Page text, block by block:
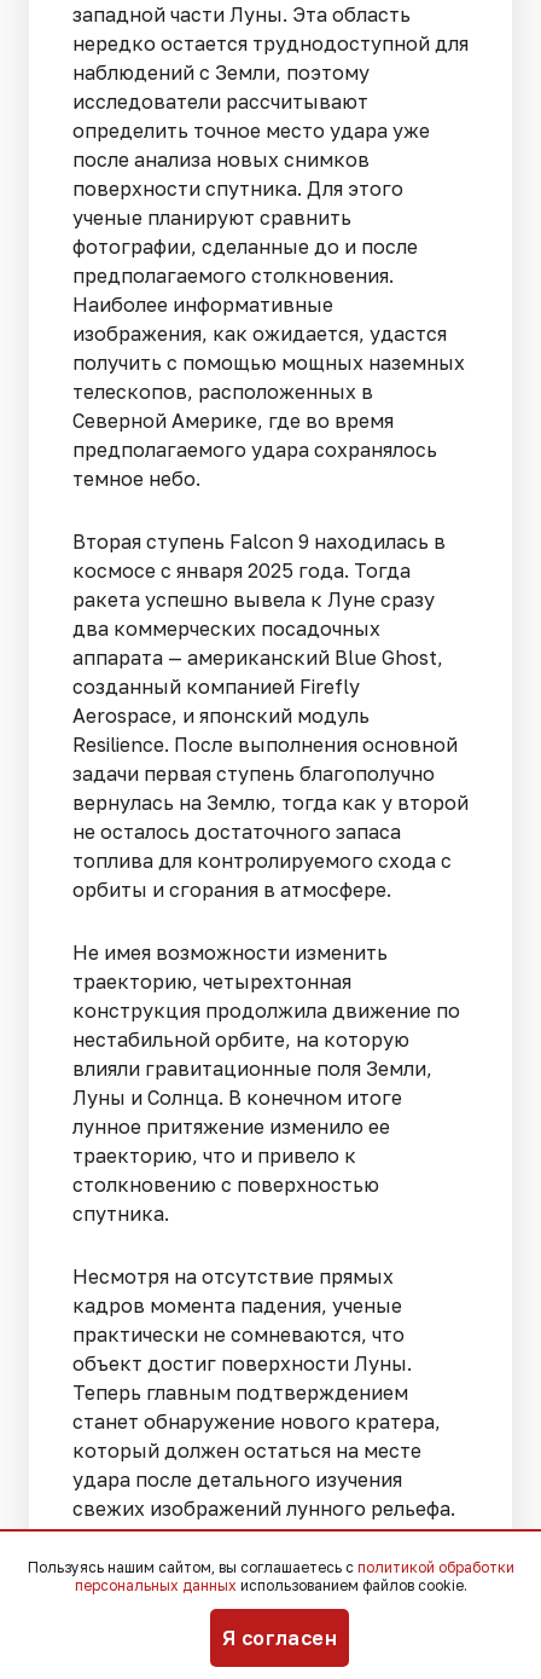
западной части Луны. Эта область
нередко остается труднодоступной для
наблюдений с Земли, поэтому
исследователи рассчитывают
определить точное место удара уже
после анализа новых снимков
поверхности спутника. Для этого
ученые планируют сравнить
фотографии, сделанные до и после
предполагаемого столкновения.
Наиболее информативные
изображения, как ожидается, удастся
получить с помощью мощных наземных
телескопов, расположенных в
Северной Америке, где во время
предполагаемого удара сохранялось
темное небо.
Вторая ступень Falcon 9 находилась в
космосе с января 2025 года. Тогда
ракета успешно вывела к Луне сразу
два коммерческих посадочных
аппарата — американский Blue Ghost,
созданный компанией Firefly
Aerospace, и японский модуль
Resilience. После выполнения основной
задачи первая ступень благополучно
вернулась на Землю, тогда как у второй
не осталось достаточного запаса
топлива для контролируемого схода с
орбиты и сгорания в атмосфере.
Не имея возможности изменить
траекторию, четырехтонная
конструкция продолжила движение по
нестабильной орбите, на которую
влияли гравитационные поля Земли,
Луны и Солнца. В конечном итоге
лунное притяжение изменило ее
траекторию, что и привело к
столкновению с поверхностью
спутника.
Несмотря на отсутствие прямых
кадров момента падения, ученые
практически не сомневаются, что
объект достиг поверхности Луны.
Теперь главным подтверждением
станет обнаружение нового кратера,
который должен остаться на месте
удара после детального изучения
свежих изображений лунного рельефа.
Ранее «Югополис» рассказывал о том,
что
NASA готовит базу у южного
Пользуясь нашим сайтом, вы соглашаетесь с политикой обработки
персональных данных использованием файлов cookie.
Я согласен